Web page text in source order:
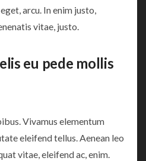
arcu. In enim justo,
vitae, justo.
eu pede mollis
Vivamus elementum
eleifend tellus. Aenean leo
vitae, eleifend ac, enim.